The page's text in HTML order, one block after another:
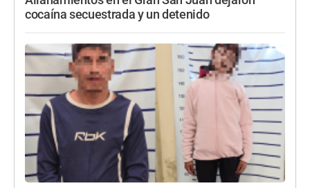
cocaína secuestrada y un detenido